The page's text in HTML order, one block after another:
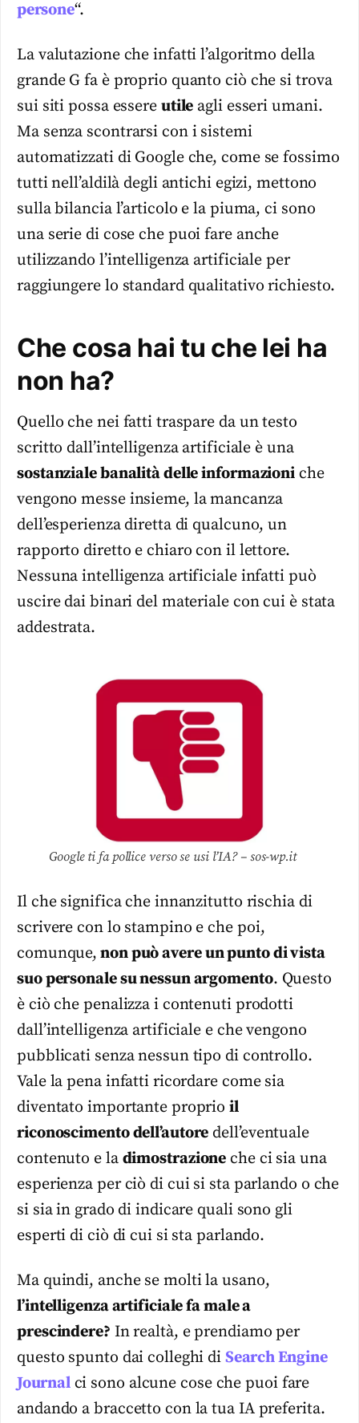
persone“.
La valutazione che infatti l’algoritmo della
grande G fa è proprio quanto ciò che si trova
sui siti possa essere utile agli esseri umani.
Ma senza scontrarsi con i sistemi
automatizzati di Google che, come se fossimo
tutti nell’aldilà degli antichi egizi, mettono
sulla bilancia l’articolo e la piuma, ci sono
una serie di cose che puoi fare anche
utilizzando l’intelligenza artificiale per
raggiungere lo standard qualitativo richiesto.
Che cosa hai tu che lei ha
non ha?
Quello che nei fatti traspare da un testo
scritto dall’intelligenza artificiale è una
sostanziale banalità delle informazioni che
vengono messe insieme, la mancanza
dell’esperienza diretta di qualcuno, un
rapporto diretto e chiaro con il lettore.
Nessuna intelligenza artificiale infatti può
uscire dai binari del materiale con cui è stata
addestrata.
Google ti fa pollice verso se usi l’IA? – sos-wp.it
Il che significa che innanzitutto rischia di
scrivere con lo stampino e che poi,
comunque, non può avere un punto di vista
suo personale su nessun argomento. Questo
è ciò che penalizza i contenuti prodotti
dall’intelligenza artificiale e che vengono
pubblicati senza nessun tipo di controllo.
Vale la pena infatti ricordare come sia
diventato importante proprioil
riconoscimento dell’autore dell’eventuale
contenuto e la dimostrazione che ci sia una
esperienza per ciò di cui si sta parlando o che
si sia in grado di indicare quali sono gli
esperti di ciò di cui si sta parlando.
Ma quindi, anche se molti la usano,
l’intelligenza artificiale fa male a
prescindere? In realtà, e prendiamo per
questo spunto dai colleghi di Search Engine
Journalci sono alcune cose che puoi fare
andando a braccetto con la tua IA preferita.